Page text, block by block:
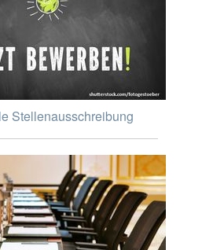
Stellenausschreibung